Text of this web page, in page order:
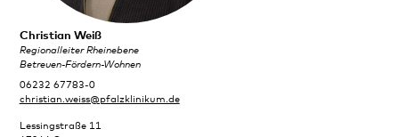
Christian Weiß
Regionalleiter Rheinebene
Betreuen-Fördern-Wohnen
06232 67783-0
christian.weiss@pfalzklinikum.de
Lessingstraße 11